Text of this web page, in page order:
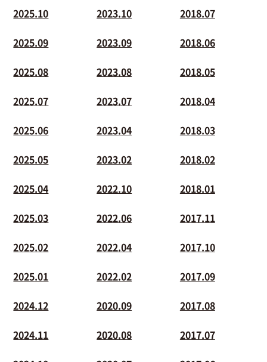
2025.10
2025.09
2025.08
2025.07
2025.06
2025.05
2025.04
2025.03
2025.02
2025.01
2024.12
2024.11
2023.10
2023.09
2023.08
2023.07
2023.04
2023.02
2022.10
2022.06
2022.04
2022.02
2020.09
2020.08
2018.07
2018.06
2018.05
2018.04
2018.03
2018.02
2018.01
2017.11
2017.10
2017.09
2017.08
2017.07